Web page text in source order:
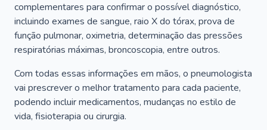
complementares para confirmar o possível diagnóstico,
incluindo exames de sangue, raio X do tórax, prova de
função pulmonar, oximetria, determinação das pressões
respiratórias máximas, broncoscopia, entre outros.
Com todas essas informações em mãos, o pneumologista
vai prescrever o melhor tratamento para cada paciente,
podendo incluir medicamentos, mudanças no estilo de
vida, fisioterapia ou cirurgia.